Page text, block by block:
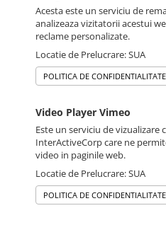
Acesta este un serviciu de
analizeaza vizitatorii acestui
reclame personalizate.
Locatie de Prelucrare: SUA
POLITICA DE CONFIDENTIALITATE
Video Player Vimeo
Este un serviciu de
InterActiveCorp care ne
video in paginile web.
Locatie de Prelucrare: SUA
POLITICA DE CONFIDENTIALITATE